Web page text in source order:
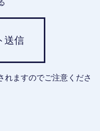
送信
れますのでご注意くださ